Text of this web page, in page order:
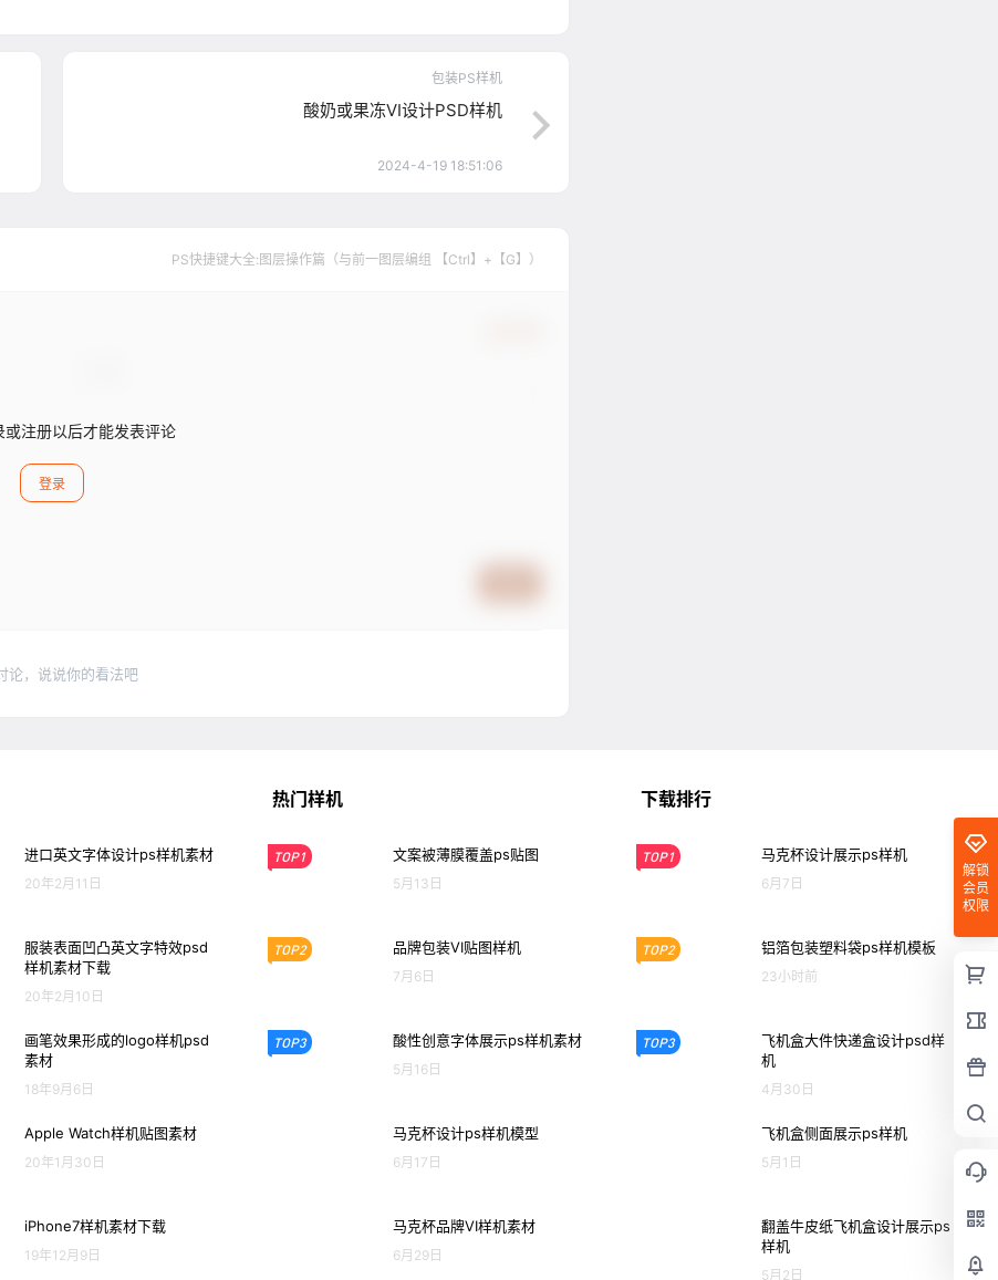
包装PS样机
酸奶或果冻VI设计PSD样机
2024-4-19 18:51:06
PS快捷键大全:图层操作篇（与前一图层编组 【Ctrl】+【G】）
或注册以后才能发表评论
登录
论，说说你的看法吧
解锁
会员
权限
进口英文字体设计ps样机素材
20年2月11日
服装表面凹凸英文字特效psd
样机素材下载
20年2月10日
画笔效果形成的logo样机psd
素材
18年9月6日
Apple Watch样机贴图素材
20年1月30日
iPhone7样机素材下载
19年12月9日
热门样机
TOP1 文案被薄膜覆盖ps贴图
5月13日
TOP2 品牌包装VI贴图样机
7月6日
TOP3 酸性创意字体展示ps样机素材
5月16日
马克杯设计ps样机模型
6月17日
马克杯品牌VI样机素材
6月29日
下载排行
TOP1 马克杯设计展示ps样机
6月7日
TOP2 铝箔包装塑料袋ps样机模板
23小时前
TOP3
飞机盒大件快递盒设计psd样
机
4月30日
飞机盒侧面展示ps样机
5月1日
翻盖牛皮纸飞机盒设计展示ps
样机
5月2日